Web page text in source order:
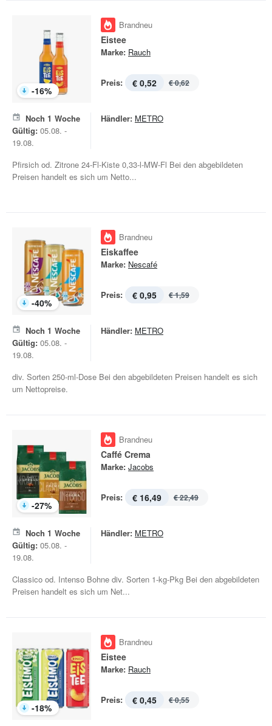
-16%
Brandneu
Eistee
Marke: Rauch
Preis: € 0,52 € 0,62
Noch 1 Woche
Gültig: 05.08. -
19.08.
Händler: METRO
Pfirsich od. Zitrone 24-Fl-Kiste 0,33-l-MW-Fl Bei den abgebildeten
Preisen handelt es sich um Netto...
-40%
Brandneu
Eiskaffee
Marke: Nescafé
Preis: € 0,95 € 1,59
Noch 1 Woche
Gültig: 05.08. -
19.08.
Händler: METRO
div. Sorten 250-ml-Dose Bei den abgebildeten Preisen handelt es sich
um Nettopreise.
-27%
Brandneu
Caffé Crema
Marke: Jacobs
Preis: € 16,49 € 22,49
Noch 1 Woche
Gültig: 05.08. -
19.08.
Händler: METRO
Classico od. Intenso Bohne div. Sorten 1-kg-Pkg Bei den abgebildeten
Preisen handelt es sich um Net...
-18%
Brandneu
Eistee
Marke: Rauch
Preis: € 0,45 € 0,55